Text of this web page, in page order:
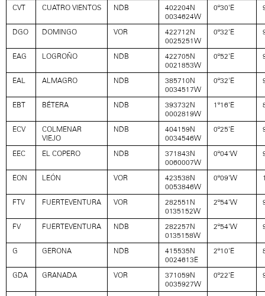
CVT CUATRO VIENTOS NDB
402204N
0034624W
0º30'E
DGO DOMINGO VOR
422712N
0025251W
0º32'E
EAG LOGROÑO NDB
422705N
0021853W
0º52'E
EAL ALMAGRO NDB
385710N
0034517W
0º32'E
EBT BÉTERA NDB
393732N
0002819W
1º16'E
ECV
COLMENAR
VIEJO
NDB
404159N
0034546W
0º25'E
EEC EL COPERO NDB
371843N
0060007W
0º04’W
EON LEÓN VOR
423538N
0053846W
0º09'W
FTV FUERTEVENTURA VOR
282551N
0135152W
2º54'W
FV FUERTEVENTURA NDB
282257N
0135158W
2º54'W
G GERONA NDB
415535N
0024613E
2º10'E
GDA GRANADA VOR
371059N
0035927W
0º22'E